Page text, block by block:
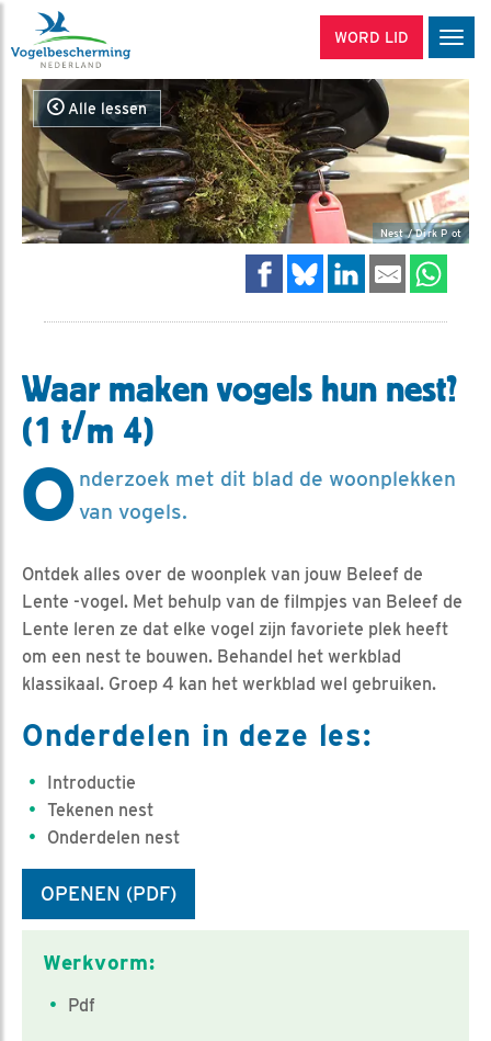
WORD LID
Alle lessen
Nest / Dirk P ot
Waar maken vogels hun nest?
(1 t/m 4)
O nderzoek met dit blad de woonplekken
van vogels.
Ontdek alles over de woonplek van jouw Beleef de
Lente -vogel. Met behulp van de filmpjes van Beleef de
Lente leren ze dat elke vogel zijn favoriete plek heeft
om een nest te bouwen. Behandel het werkblad
klassikaal. Groep 4 kan het werkblad wel gebruiken.
Onderdelen in deze les:
Introductie
Tekenen nest
Onderdelen nest
OPENEN (PDF)
Classificatie
Werkvorm:
Pdf